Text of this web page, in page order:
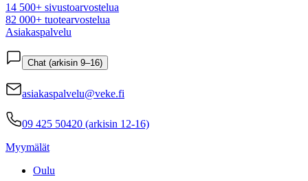
14 500+ sivustoarvostelua
82 000+ tuotearvostelua
Asiakaspalvelu
Chat (arkisin 9–16)
asiakaspalvelu@veke.fi
09 425 50420 (arkisin 12-16)
Myymälät
Oulu